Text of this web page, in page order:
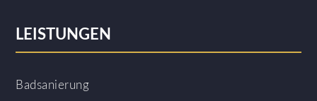
LEISTUNGEN
Badsanierung